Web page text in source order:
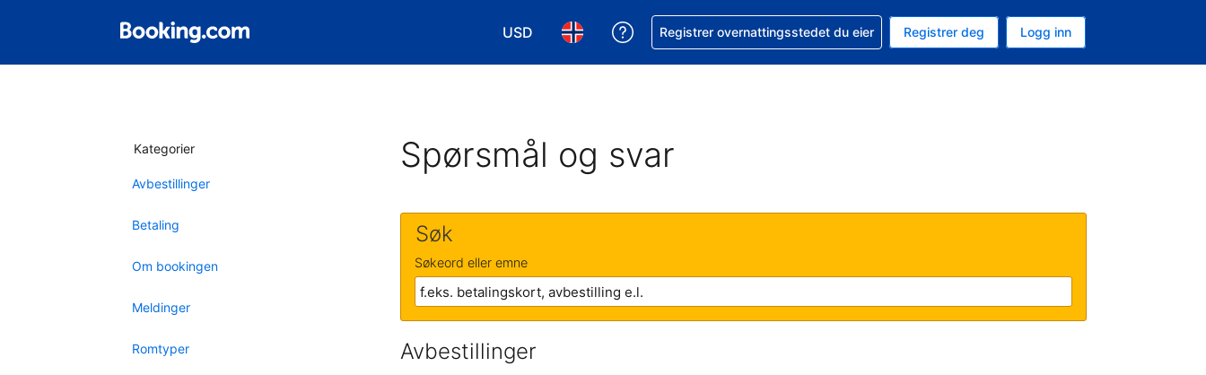
USD
Velg valuta. Du har valgt Amerikansk dollar som valuta
Velg språk. Du har valgt Norsk som språk
Få hjelp med bookingen din
Registrer overnattingsstedet du eier Registrer deg Logg inn
Kategorier
Avbestillinger
Betaling
Om bookingen
Meldinger
Romtyper
Spørsmål og svar
Søk
Søkeord eller emne
Avbestillinger